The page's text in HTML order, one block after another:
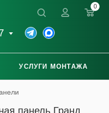
0
УСЛУГИ МОНТАЖА
панель Гранд